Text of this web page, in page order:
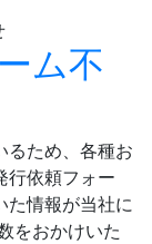
ム不
るため、各種お
行依頼フォー
た情報が当社に
をおかけいた